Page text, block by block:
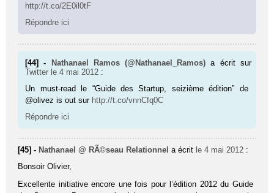
http://t.co/2E0il0tF
Répondre ici
[44] - Nathanael Ramos (@Nathanael_Ramos) a écrit sur
Twitter le 4 mai 2012 :
Un must-read le “Guide des Startup, seizième édition” de
@olivez is out sur http://t.co/vnnCfq0C
Répondre ici
[45] - Nathanael @ RÃ©seau Relationnel a écrit le 4 mai 2012 :
Bonsoir Oli­vier,
Excellente initiative encore une fois pour l’édition 2012 du Guide